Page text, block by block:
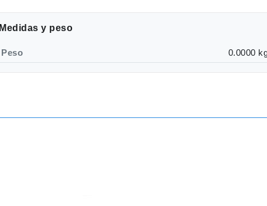
Medidas y peso
Peso 0.0000